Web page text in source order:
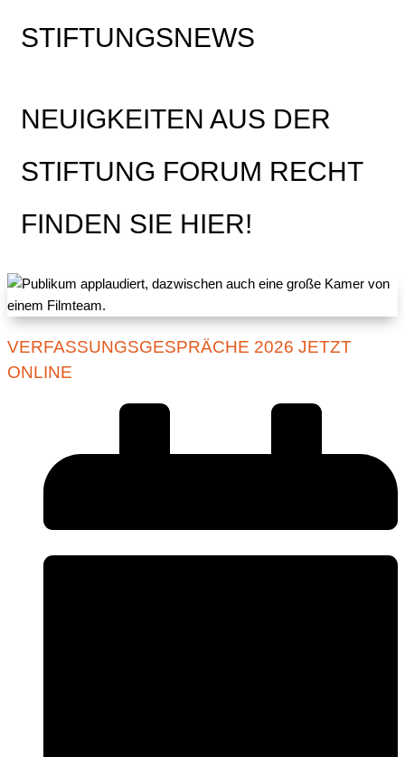
STIFTUNGSNEWS
NEUIGKEITEN AUS DER
STIFTUNG FORUM RECHT
FINDEN SIE HIER!
VERFASSUNGSGESPRÄCHE 2026 JETZT
ONLINE